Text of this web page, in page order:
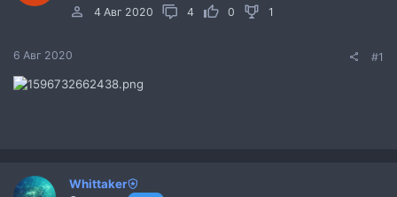
4 Авг 2020 4 0 1
6 Авг 2020 #1
Whittaker